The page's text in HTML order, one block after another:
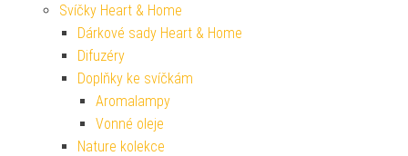
Svíčky Heart & Home
Dárkové sady Heart & Home
Difuzéry
Doplňky ke svíčkám
Aromalampy
Vonné oleje
Nature kolekce